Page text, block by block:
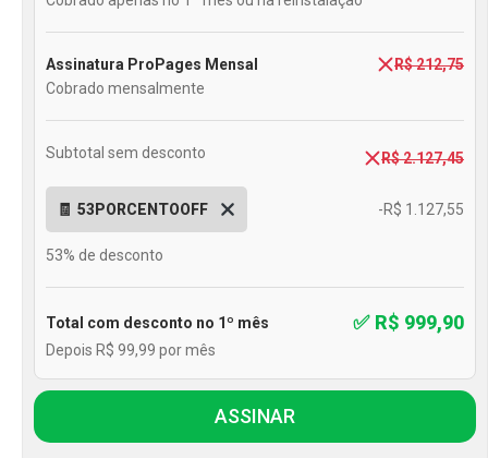
Assinatura ProPages Mensal
R$ 212,75
Cobrado mensalmente
Subtotal sem desconto R$ 2.127,45
53PORCENTOOFF -R$ 1.127,55
53% de desconto
Total com desconto no 1º mês R$ 999,90
Depois R$ 99,99 por mês
ASSINAR